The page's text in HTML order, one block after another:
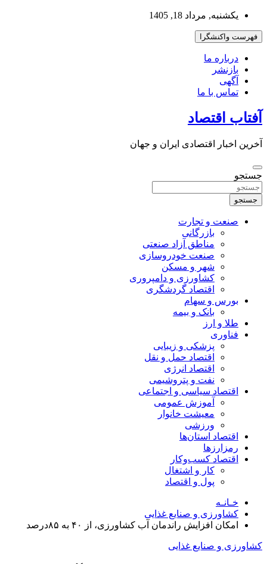
بروید
یکشنبه, مرداد 18, 1405
فهرست واکنشگرا
درباره ما
بازنشر
آگهی
تماس با ما
آفتاب اقتصاد
آخرین اخبار اقتصادی ایران و جهان
جستجو
جستجو
صنعت و تجارت
بازرگانی
مناطق آزاد صنعتی
صنعت خودروسازی
شهر و مسکن
کشاورزی و دامپروری
اقتصاد گردشگری
بورس و سهام
بانک و بیمه
طلا و ارز
فناوری
پزشکی و زیبایی
اقتصاد حمل و نقل
اقتصاد انرژی
نفت و پتروشیمی
اقتصاد سیاسی و اجتماعی
آموزش عمومی
معیشت خانوار
ورزشی
اقتصاد استان‌ها
رمزارزها
اقتصاد کسب‌و‌کار
کار و اشتغال
پول و اقتصاد
خـانـه
کشاورزی و صنایع غذایی
امکان افزایش راندمان آب کشاورزی، از ۴۰ به ۸۵درصد
کشاورزی و صنایع غذایی